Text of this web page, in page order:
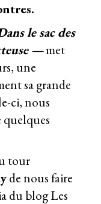
le sac des
—met
une
sa grande
ci, nous
quelques
tour
de nous faire
du blogLes